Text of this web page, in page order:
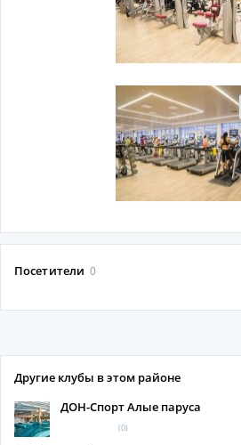
Посетители 0
Другие клубы в этом районе
ДОН-Спорт Алые паруса
(0)